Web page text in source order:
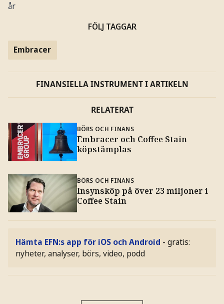
år
FÖLJ TAGGAR
Embracer
FINANSIELLA INSTRUMENT I ARTIKELN
RELATERAT
BÖRS OCH FINANS
Embracer och Coffee Stain
köpstämplas
BÖRS OCH FINANS
Insynsköp på över 23 miljoner i
Coffee Stain
Hämta EFN:s app för iOS och Android - gratis:
nyheter, analyser, börs, video, podd